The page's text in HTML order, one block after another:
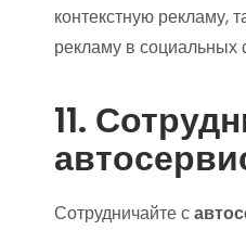
контекстную рекламу,
рекламу в социальных
11.
Сотрудничайте с